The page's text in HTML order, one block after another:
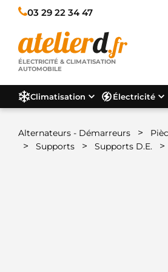
03 29 22 34 47
ÉLECTRICITÉ & CLIMATISATION
AUTOMOBILE
Climatisation Électricité
Alternateurs - Démarreurs >
> Supports > Supports D.E. >